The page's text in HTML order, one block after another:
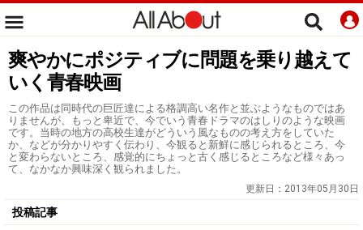
爽やかにポジティブに問題を乗り越えて
いく青春映画
この作品は同時代の巨匠達による格調高い名作と並ぶようなものではあ
りませんが、もっと卑近で、今でいう青春ドラマのはしりのような映画
です。当時の地方の高校生達がどういう風なものの考え方をしていた
か、などが分かりやすく伝わり、今観ると新鮮に感じられるところ、今
と変わらないところ、感覚的にちょっと古く感じるところなど様々あっ
て、なかなか興味深く観られました。
更新日： 2013年05月30日
投稿記事